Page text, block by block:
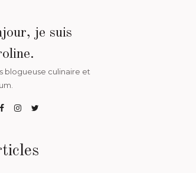
je suis
blogueuse culinaire et